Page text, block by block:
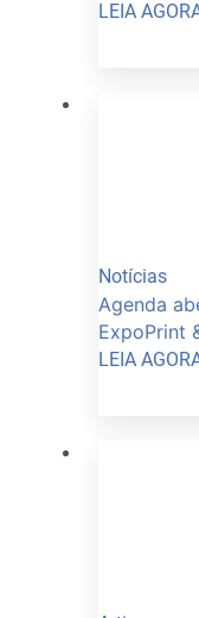
LEIA
Notícias
Agenda
ExpoPrint
LEIA